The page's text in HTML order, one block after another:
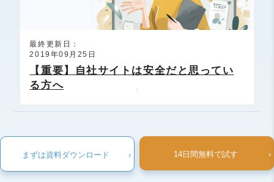
最終更新日：
2019年09月25日
【重要】自社サイトは安全だと思ってい
る方へ
まずは資料ダウンロード › 14日間無料で試す ›